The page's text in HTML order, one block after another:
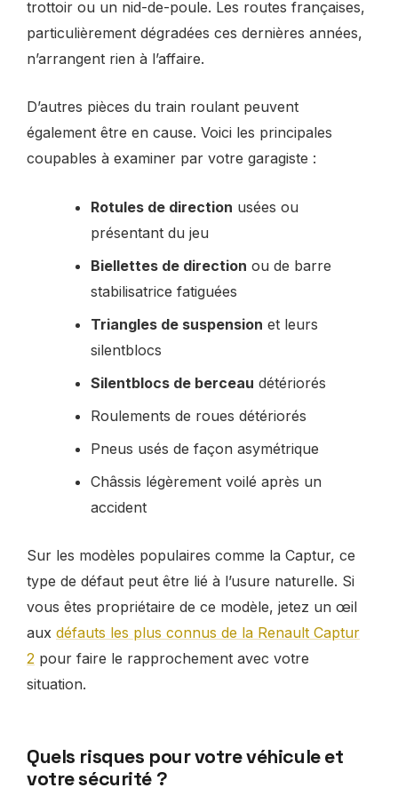
trottoir ou un nid-de-poule. Les routes françaises,
particulièrement dégradées ces dernières années,
n’arrangent rien à l’affaire.
D’autres pièces du train roulant peuvent
également être en cause. Voici les principales
coupables à examiner par votre garagiste :
Rotules de direction usées ou
présentant du jeu
Biellettes de direction ou de barre
stabilisatrice fatiguées
Triangles de suspension et leurs
silentblocs
Silentblocs de berceau détériorés
Roulements de roues détériorés
Pneus usés de façon asymétrique
Châssis légèrement voilé après un
accident
Sur les modèles populaires comme la Captur, ce
type de défaut peut être lié à l’usure naturelle. Si
vous êtes propriétaire de ce modèle, jetez un œil
aux défauts les plus connus de la Renault Captur
2 pour faire le rapprochement avec votre
situation.
Quels risques pour votre véhicule et
votre sécurité ?